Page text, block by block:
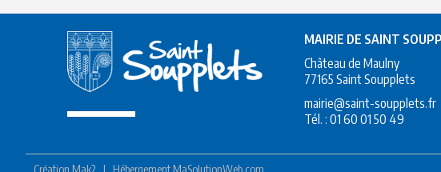
MAIRIE DE SAINT
Château de Maulny
77165 Saint Soupplets
mairie@saint-soupplets.fr
Tél. :01 60 01 50 49
Création Mak2 | HébergementMaSolutionWeb.com